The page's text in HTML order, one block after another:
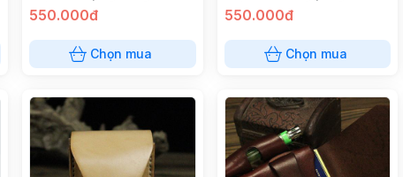
Da Trọng Ốp Hình
550.000đ
Chọn mua
Màu Đen Nhạt Ốp Hình
550.000đ
Chọn mua